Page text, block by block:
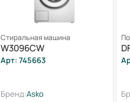
Стиральная машина
W3096CW
Арт: 745663
Бренд:Asko